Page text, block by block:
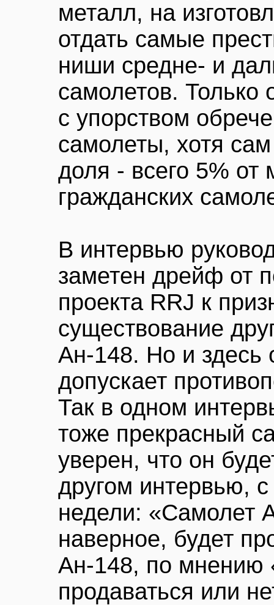
металл, на
отдать самые
ниши средне- и
самолетов. Только
с упорством
самолеты, хотя
доля - всего 5% от
гражданских
В интервью
заметен дрейф от
проекта RRJ к
существование
Ан-148. Но и здесь
допускает
Так в одном
тоже прекрасный
уверен, что он
другом интервью,
недели: «Самолет
наверное, будет
Ан-148, по мнению
продаваться или